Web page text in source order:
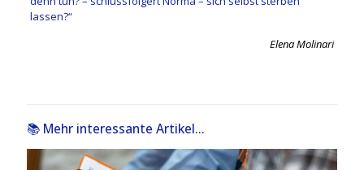
lassen?“
Elena Molinari
📚 Mehr interessante Artikel...